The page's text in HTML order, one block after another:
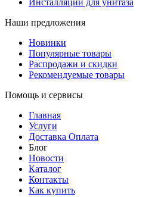
Наши предложения
Новинки
Популярные товары
Распродажи и скидки
Рекомендуемые товары
Помощь и сервисы
Главная
Услуги
Доставка Оплата
Блог
Новости
Каталог
Контакты
Как купить